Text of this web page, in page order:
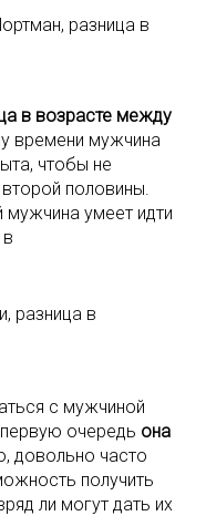
разница в
в возрасте между
времени мужчина
чтобы не
половины.
умеет идти
разница в
с мужчиной
первую очередь она
довольно часто
получить
ли могут дать их